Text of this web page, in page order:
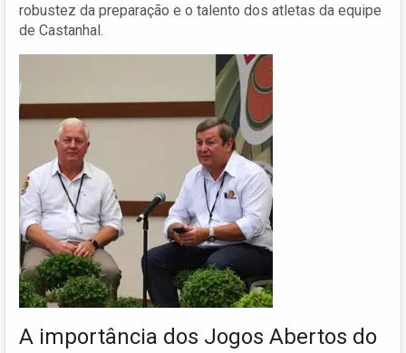
robustez da preparação e o talento dos atletas da equipe
de Castanhal.
A importância dos Jogos Abertos do